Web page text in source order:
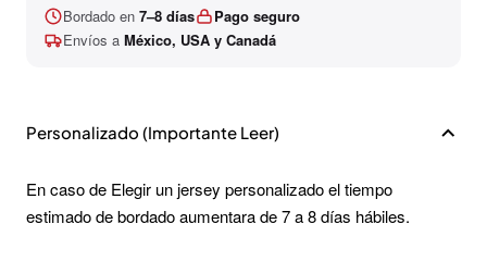
Bordado en 7–8 días
Pago seguro
Envíos a México, USA y Canadá
Personalizado (Importante Leer)
En caso de Elegir un jersey personalizado el tiempo
estimado de bordado aumentara de 7 a 8 días hábiles.